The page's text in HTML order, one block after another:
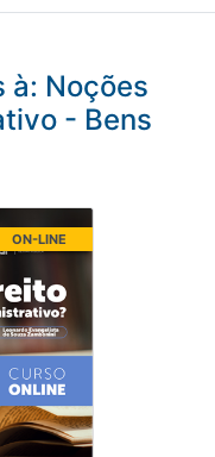
à: Noções
- Bens
ON-LINE